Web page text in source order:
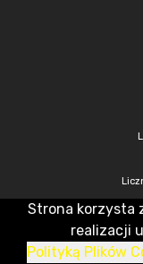
CMS & Hosting: Nefeni Sp. z
Strona korzysta
realizacji
Polityką Plików